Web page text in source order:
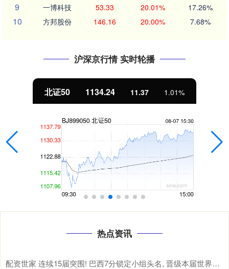
9 一博科技 53.33 20.01% 17.26%
10 方邦股份 146.16 20.00% 7.68%
沪深京行情 实时轮播
北证50 1134.24 11.37 1.01%
热点资讯
配资世家 连续15届突围! 巴西7分锁定小组头名, 晋级本届世界杯32强